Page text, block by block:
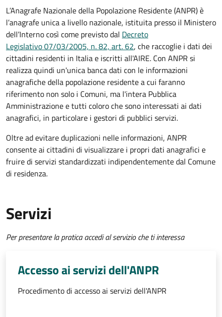
L’Anagrafe Nazionale della Popolazione Residente (ANPR) è
l’anagrafe unica a livello nazionale, istituita presso il Ministero
dell’Interno così come previsto dal Decreto
Legislativo 07/03/2005, n. 82, art. 62, che raccoglie i dati dei
cittadini residenti in Italia e iscritti all'AIRE. Con ANPR si
realizza quindi un'unica banca dati con le informazioni
anagrafiche della popolazione residente a cui faranno
riferimento non solo i Comuni, ma l'intera Pubblica
Amministrazione e tutti coloro che sono interessati ai dati
anagrafici, in particolare i gestori di pubblici servizi.
Oltre ad evitare duplicazioni nelle informazioni, ANPR
consente ai cittadini di visualizzare i propri dati anagrafici e
fruire di servizi standardizzati indipendentemente dal Comune
di residenza.
Servizi
Per presentare la pratica accedi al servizio che ti interessa
Accesso ai servizi dell'ANPR
Procedimento di accesso ai servizi dell'ANPR